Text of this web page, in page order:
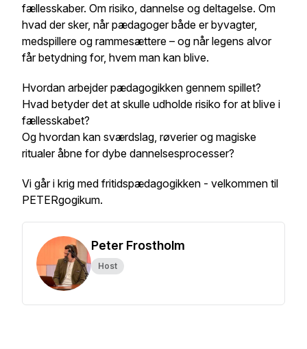
fællesskaber. Om risiko, dannelse og deltagelse. Om
hvad der sker, når pædagoger både er byvagter,
medspillere og rammesættere – og når legens alvor
får betydning for, hvem man kan blive.
Hvordan arbejder pædagogikken gennem spillet?
Hvad betyder det at skulle udholde risiko for at blive i
fællesskabet?
Og hvordan kan sværdslag, røverier og magiske
ritualer åbne for dybe dannelsesprocesser?
Vi går i krig med fritidspædagogikken - velkommen til
PETERgogikum.
Peter Frostholm
Host